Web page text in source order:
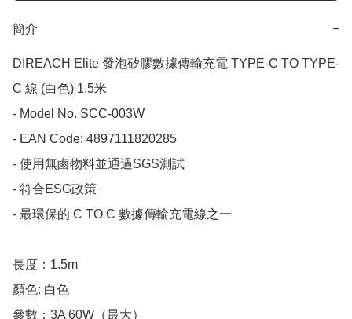
簡介 −
DIREACH Elite 發泡矽膠數據傳輸充電 TYPE-C TO TYPE-
C 線 (白色) 1.5米
- Model No. SCC-003W
- EAN Code: 4897111820285
- 使用無鹵物料並通過SGS測試
- 符合ESG政策
- 最環保的 C TO C 數據傳輸充電線之一
長度：1.5m
顏色: 白色
參數：3A 60W（最大）